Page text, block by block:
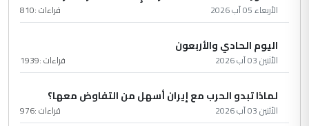
الأربعاء 05 آب 2026 قراءات :810
اليوم الحادي والأربعون
الأثنين 03 آب 2026 قراءات :1939
لماذا تبدو الحرب مع إيران أسهل من التفاوض معها؟
الأثنين 03 آب 2026 قراءات :976